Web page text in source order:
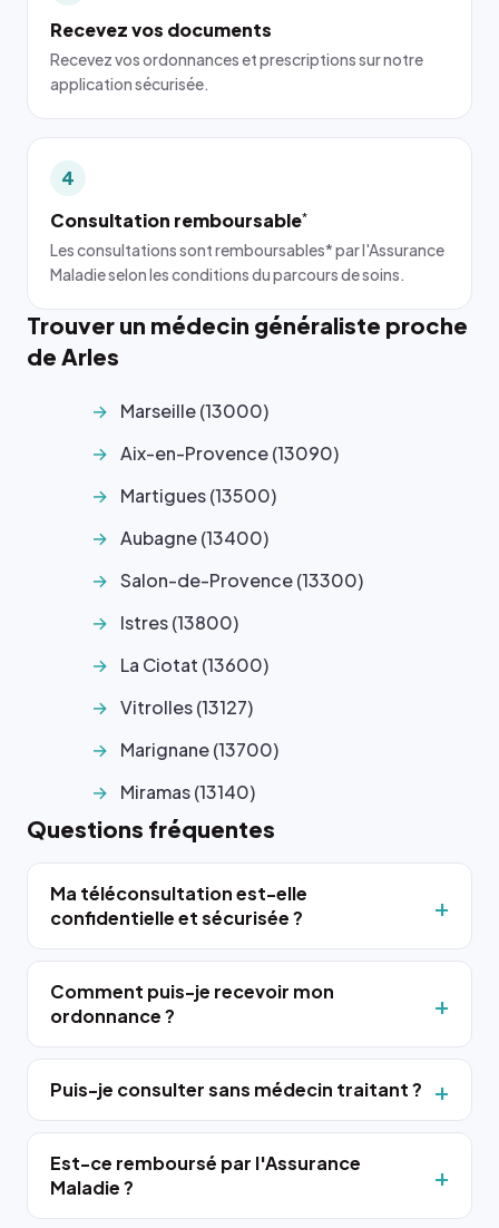
Recevez vos documents
Recevez vos ordonnances et prescriptions sur notre
application sécurisée.
4
Consultation remboursable*
Les consultations sont remboursables* par l'Assurance
Maladie selon les conditions du parcours de soins.
Trouver un médecin généraliste proche
de Arles
Marseille (13000)
Aix-en-Provence (13090)
Martigues (13500)
Aubagne (13400)
Salon-de-Provence (13300)
Istres (13800)
La Ciotat (13600)
Vitrolles (13127)
Marignane (13700)
Miramas (13140)
Questions fréquentes
Ma téléconsultation est-elle
confidentielle et sécurisée ?
Comment puis-je recevoir mon
ordonnance ?
Puis-je consulter sans médecin traitant ?
Est-ce remboursé par l'Assurance
Maladie ?